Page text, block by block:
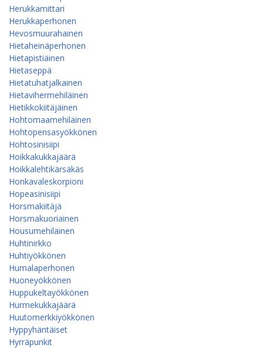
Herukkamittari
Herukkaperhonen
Hevosmuurahainen
Hietaheinäperhonen
Hietapistiäinen
Hietaseppä
Hietatuhatjalkainen
Hietavihermehiläinen
Hietikkokiitäjäinen
Hohtomaamehiläinen
Hohtopensasyökkönen
Hohtosinisiipi
Hoikkakukkajäärä
Hoikkalehtikärsäkäs
Honkavaleskorpioni
Hopeasinisiipi
Horsmakiitäjä
Horsmakuoriainen
Housumehiläinen
Huhtinirkko
Huhtiyökkönen
Humalaperhonen
Huoneyökkönen
Huppukeltayökkönen
Hurmekukkajäärä
Huutomerkkiyökkönen
Hyppyhäntäiset
Hyrräpunkit